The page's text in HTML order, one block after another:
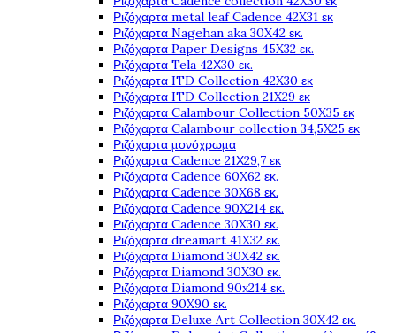
Ριζόχαρτα metal leaf Cadence 42X31 εκ
Ριζόχαρτα Nagehan aka 30X42 εκ.
Ριζόχαρτα Paper Designs 45X32 εκ.
Ριζόχαρτα Tela 42Χ30 εκ.
Ριζόχαρτα ITD Collection 42X30 εκ
Ριζόχαρτα ITD Collection 21X29 εκ
Ριζόχαρτα Calambour Collection 50X35 εκ
Ριζόχαρτα Calambour collection 34,5X25 εκ
Ριζόχαρτα μονόχρωμα
Ριζόχαρτα Cadence 21Χ29,7 εκ
Ριζόχαρτα Cadence 60X62 εκ.
Ριζόχαρτα Cadence 30X68 εκ.
Ριζόχαρτα Cadence 90X214 εκ.
Ριζόχαρτα Cadence 30X30 εκ.
Ριζόχαρτα dreamart 41X32 εκ.
Ριζόχαρτα Diamond 30X42 εκ.
Ριζόχαρτα Diamond 30X30 εκ.
Ριζόχαρτα Diamond 90x214 εκ.
Ριζόχαρτα 90X90 εκ.
Ριζόχαρτα Deluxe Art Collection 30X42 εκ.